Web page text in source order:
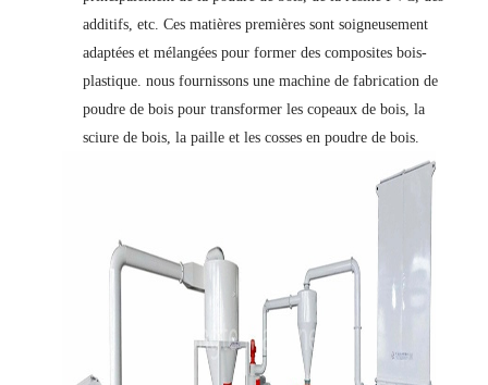
additifs, etc. Ces matières premières sont soigneusement
adaptées et mélangées pour former des composites bois-
plastique. nous fournissons une machine de fabrication de
poudre de bois pour transformer les copeaux de bois, la
sciure de bois, la paille et les cosses en poudre de bois.